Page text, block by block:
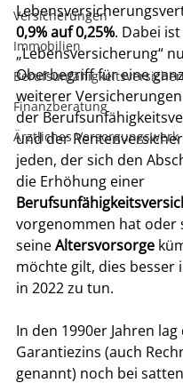
Versicherungen
Immobilien
Finanzberatung
Ärztliches Versorgungswerk
0,9% auf 0,25%. Dabei
„Lebensversicherung“
Oberbegriff für eine
weiterer
der
und der
jeden, der sich den
die Erhöhung einer
vorgenommen hat oder
seine Altersvorsorge
möchte gilt, dies besser
in 2022 zu tun.
In den 1990er Jahren lag
Garantiezins (auch
genannt) noch bei